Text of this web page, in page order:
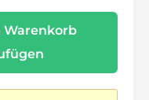
Warenkorb